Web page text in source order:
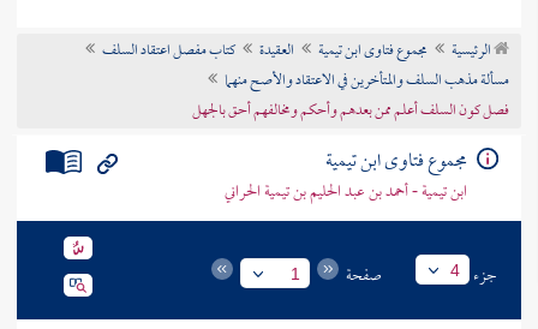
تراجم الأعلام
الرئيسية مجموع فتاوى ابن تيمية العقيدة
كتاب مفصل اعتقاد السلف
مسألة مذهب السلف والمتأخرين في الاعتقاد والأصح منهما
فصل كون السلف أعلم ممن بعدهم وأحكم ومخالفهم أحق بالجهل
مجموع فتاوى ابن تيمية
ابن تيمية - أحمد بن عبد الحليم بن تيمية الحراني
جزء 4 صفحة 1